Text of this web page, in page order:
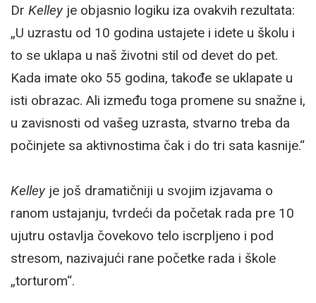
Dr Kelley je objasnio logiku iza ovakvih rezultata:
„U uzrastu od 10 godina ustajete i idete u školu i
to se uklapa u naš životni stil od devet do pet.
Kada imate oko 55 godina, takođe se uklapate u
isti obrazac. Ali između toga promene su snažne i,
u zavisnosti od vašeg uzrasta, stvarno treba da
počinjete sa aktivnostima čak i do tri sata kasnije.“
Kelley je još dramatičniji u svojim izjavama o
ranom ustajanju, tvrdeći da početak rada pre 10
ujutru ostavlja čovekovo telo iscrpljeno i pod
stresom, nazivajući rane početke rada i škole
„torturom“.